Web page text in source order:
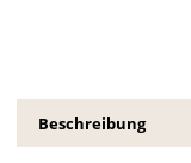
Beschreibung